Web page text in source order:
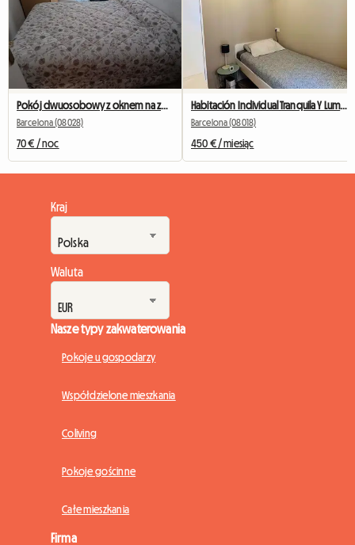
Pokój dwuosobowy z oknem na zewnątrz naprzeciwko Camp Nou
Barcelona (08028)
70 € / noc
Habitación Individual Tranquila Y Luminosa
Barcelona (08018)
450 € / miesiąc
Kraj
Waluta
Nasze typy zakwaterowania
Pokoje u gospodarzy
Współdzielone mieszkania
Coliving
Pokoje gościnne
Całe mieszkania
Firma